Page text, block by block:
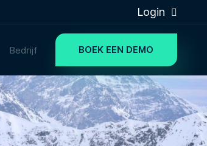
Login
Bedrijf BOEK EEN DEMO